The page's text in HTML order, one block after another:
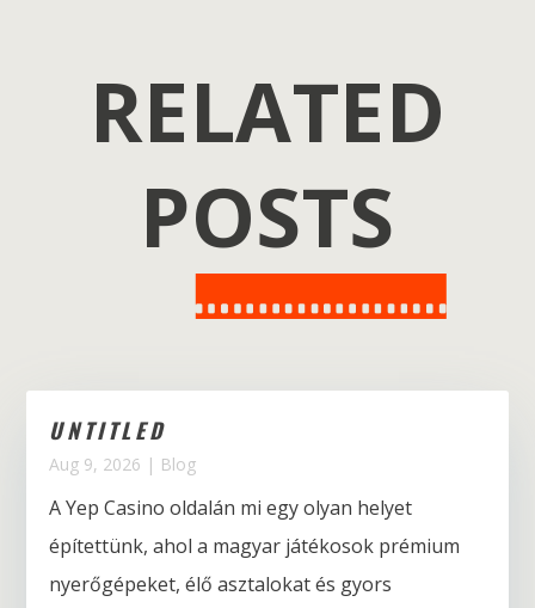
RELATED
POSTS
UNTITLED
Aug 9, 2026 | Blog
A Yep Casino oldalán mi egy olyan helyet
építettünk, ahol a magyar játékosok prémium
nyerőgépeket, élő asztalokat és gyors